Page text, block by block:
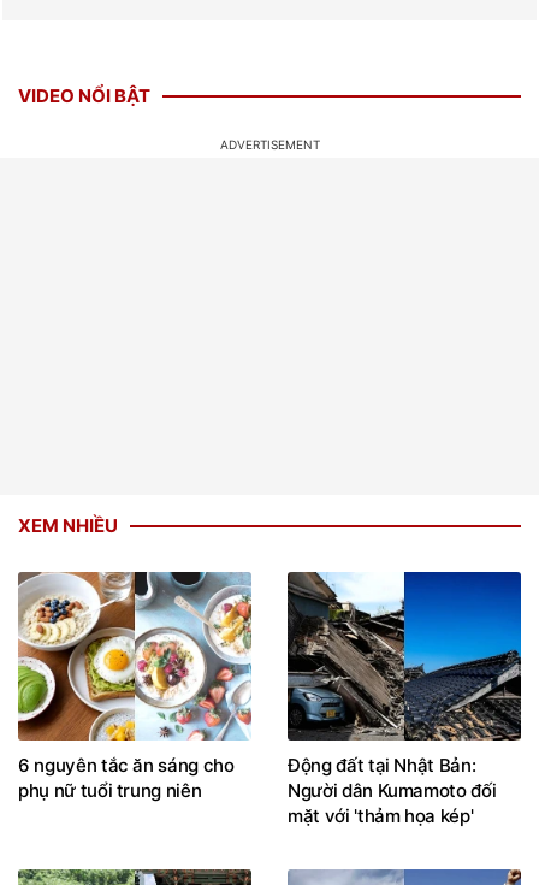
VIDEO NỔI BẬT
XEM NHIỀU
6 nguyên tắc ăn sáng cho
phụ nữ tuổi trung niên
Động đất tại Nhật Bản:
Người dân Kumamoto đối
mặt với 'thảm họa kép'